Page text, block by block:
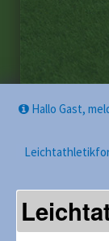
Hallo Gast,